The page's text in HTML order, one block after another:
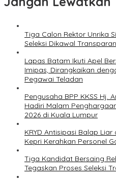
Tiga Calon Rektor Unrika
Seleksi Dikawal
Lapas Batam Ikuti Apel
Imipas, Dirangkaikan
Pegawai Teladan
Pengusaha BPP KKSS Hj.
Hadiri Malam
2026 di Kuala Lumpur
KRYD Antisipasi Balap
Kepri Kerahkan Personel
Tiga Kandidat Bersaing
Tegaskan Proses Seleksi